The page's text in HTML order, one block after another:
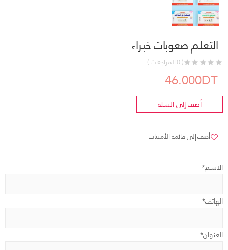
التعلم صعوبات خبراء
( 0 المراجعات )
46.000DT
أضف إلى السلة
أضف إلى قائمة الأمنيات
الاسم*
الهاتف*
العنوان*